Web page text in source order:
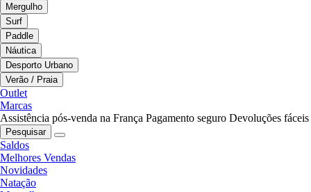
Mergulho
Surf
Paddle
Náutica
Desporto Urbano
Verão / Praia
Outlet
Marcas
Assistência pós-venda na França Pagamento seguro Devoluções fáceis
Pesquisar
Saldos
Melhores Vendas
Novidades
Natação